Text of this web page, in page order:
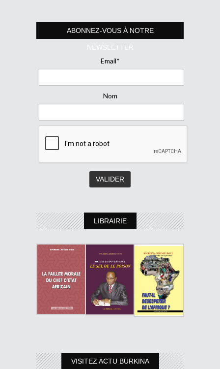
ABONNEZ-VOUS À NOTRE
NEWSLETTER
Email*
Nom
LIBRAIRIE
VISITEZ ACTU BURKINA